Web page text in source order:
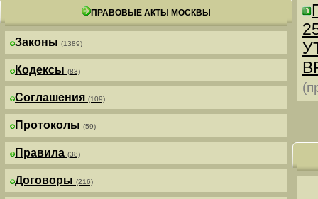
ПРАВОВЫЕ АКТЫ МОСКВЫ
Законы (1389)
Кодексы (83)
Соглашения (109)
Протоколы (59)
Правила (38)
Договоры (216)